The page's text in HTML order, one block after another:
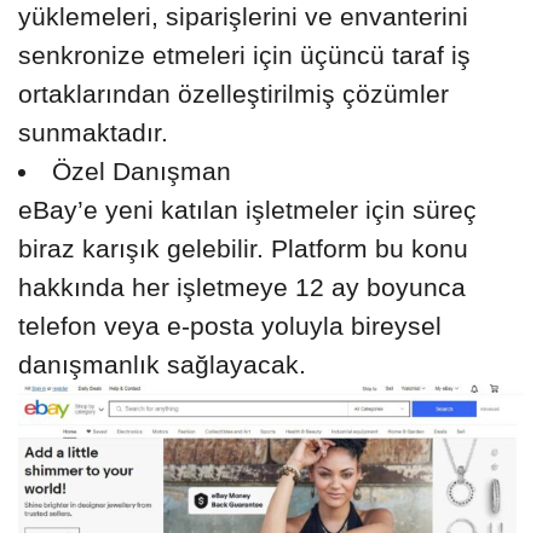
yüklemeleri, siparişlerini ve envanterini
senkronize etmeleri için üçüncü taraf iş
ortaklarından özelleştirilmiş çözümler
sunmaktadır.
Özel Danışman
eBay’e yeni katılan işletmeler için süreç
biraz karışık gelebilir. Platform bu konu
hakkında her işletmeye 12 ay boyunca
telefon veya e-posta yoluyla bireysel
danışmanlık sağlayacak.